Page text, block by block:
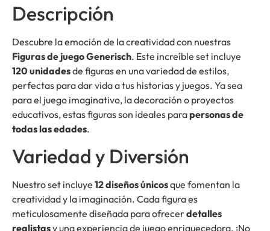
Descripción
Descubre la emoción de la creatividad con nuestras
Figuras de juego Generisch. Este increíble set incluye
120 unidadesde figuras en una variedad de estilos,
perfectas para dar vida a tus historias y juegos. Ya sea
para el juego imaginativo, la decoración o proyectos
educativos, estas figuras son ideales parapersonas de
todas las edades.
Variedad y Diversión
Nuestro set incluye 12 diseños únicosque fomentan la
creatividad y la imaginación. Cada figura es
meticulosamente diseñada para ofrecerdetalles
realistasy una experiencia de juego enriquecedora. ¡No